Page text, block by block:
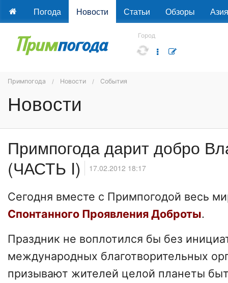
Погода Новости Статьи Обзоры Азия
Город
Примпогода Новости События
Новости
Примпогода дарит добро
(ЧАСТЬ I)
17.02.2012 18:17
Сегодня вместе с Примпогодой весь
Спонтанного Проявления Доброты.
Праздник не воплотился бы без
международных благотворительных
призывают жителей целой планеты